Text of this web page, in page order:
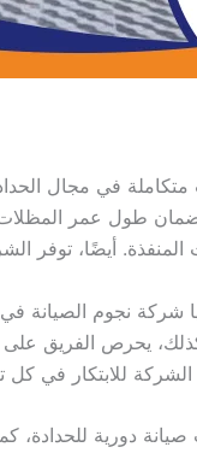
في مجال
طول عمر
المنفذة. أيضًا، توفر
بها شركة نجوم
يحرص الفريق على
للابتكار في
دورية للحدادة،